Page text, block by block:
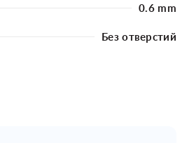
0.6 mm
Без отверстий